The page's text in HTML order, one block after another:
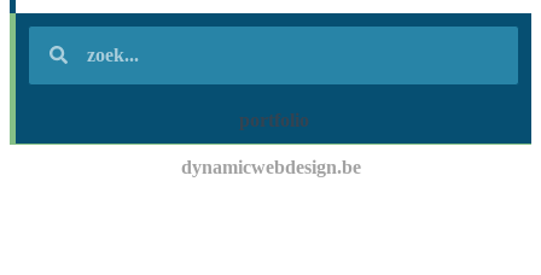
portfolio
dynamicwebdesign.be